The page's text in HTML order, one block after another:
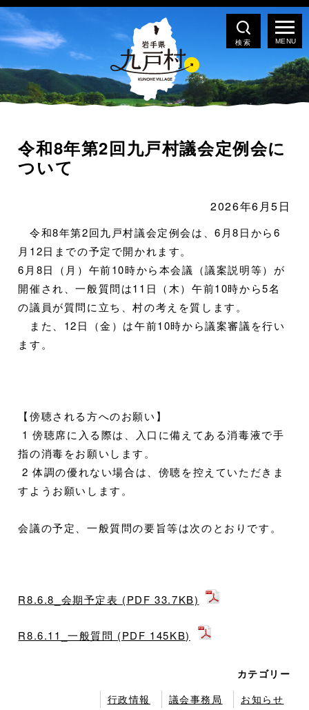
検索
令和8年第2回九戸村議会定例会に
ついて
2026年6月5日
令和8年第2回九戸村議会定例会は、6月8日から6
月12日までの予定で開かれます。
6月8日（月）午前10時から本会議（議案説明等）が
開催され、一般質問は11日（木）午前10時から5名
の議員が質問に立ち、村の考えを質します。
また、12日（金）は午前10時から議案審議を行い
ます。
【傍聴される方へのお願い】
1 傍聴席に入る際は、入口に備えてある消毒液で手
指の消毒をお願いします。
2 体調の優れない場合は、傍聴を控えていただきま
すようお願いします。
会議の予定、一般質問の要旨等は次のとおりです。
R8.6.8_会期予定表 (PDF 33.7KB)
R8.6.11_一般質問 (PDF 145KB)
カテゴリー
行政情報
議会事務局
お知らせ